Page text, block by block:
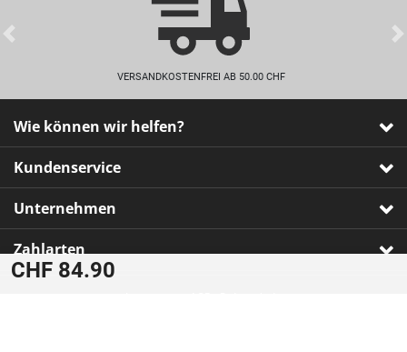
CHF 84.90
VERSANDKOSTENFREI AB 50.00 CHF
Previous
Wie können wir helfen?
Kundenservice
Unternehmen
Zahlarten